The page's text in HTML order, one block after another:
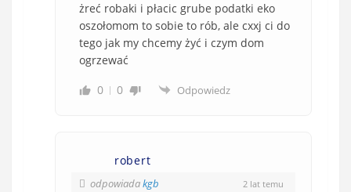
żreć robaki i płacic grube podatki eko
oszołomom to sobie to rób, ale cxxj ci do
tego jak my chcemy żyć i czym dom
ogrzewać
0
0 Odpowiedz
robert
odpowiadakgb 2 lat temu